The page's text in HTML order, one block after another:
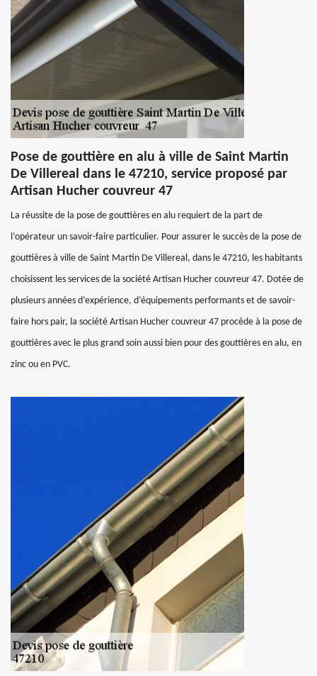
Pose de gouttière en alu à ville de Saint Martin
De Villereal dans le 47210, service proposé par
Artisan Hucher couvreur 47
La réussite de la pose de gouttières en alu requiert de la part de
l’opérateur un savoir-faire particulier. Pour assurer le succès de la pose de
gouttières à ville de Saint Martin De Villereal, dans le 47210, les habitants
choisissent les services de la société Artisan Hucher couvreur 47. Dotée de
plusieurs années d’expérience, d’équipements performants et de savoir-
faire hors pair, la société Artisan Hucher couvreur 47 procède à la pose de
gouttières avec le plus grand soin aussi bien pour des gouttières en alu, en
zinc ou en PVC.